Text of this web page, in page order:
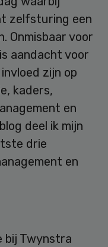
zelfsturing een
Onmisbaar voor
aandacht voor
zijn op
kaders,
en
deel ik mijn
drie
en
bij Twynstra